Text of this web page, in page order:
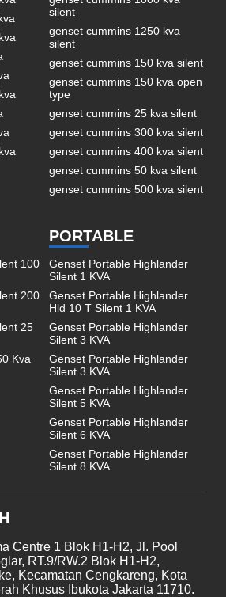
silent
genset cummins 1250 kva
silent
genset cummins 150 kva silent
genset cummins 150 kva open
type
genset cummins 25 kva silent
genset cummins 300 kva silent
genset cummins 400 kva silent
genset cummins 50 kva silent
genset cummins 500 kva silent
100
200
25
Kva
PORTABLE
Genset Portable Highlander
Silent 1 KVA
Genset Portable Highlander
Hld 10 T Silent 1 KVA
Genset Portable Highlander
Silent 3 KVA
Genset Portable Highlander
Silent 3 KVA
Genset Portable Highlander
Silent 5 KVA
Genset Portable Highlander
Silent 6 KVA
Genset Portable Highlander
Silent 8 KVA
Centre 1 Blok H1-H2, Jl. Pool
RT.9/RW.2 Blok H1-H2,
Kecamatan Cengkareng, Kota
Khusus Ibukota Jakarta 11710.